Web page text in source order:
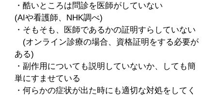
・酷いところは問診を医師がしていない
(AIや看護師、NHK調べ)
・そもそも、医師であるかの証明すらしていない
(オンライン診療の場合、資格証明をする必要が
ある)
・副作用についても説明していないか、しても簡
単にすませている
・何らかの症状が出た時にも適切な対処をしてく